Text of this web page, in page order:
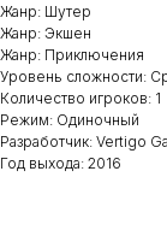
Жанр: Шутер
Жанр: Экшен
Жанр: Приключения
Уровень сложности:
Количество игроков: 1
Режим: Одиночный
Разработчик: Vertigo
Год выхода: 2016